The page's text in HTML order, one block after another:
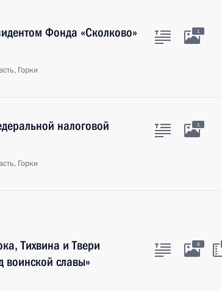
Фонда «Сколково»
Горки
1
налоговой
Горки
1
Тихвина и Твери
воинской славы»
6